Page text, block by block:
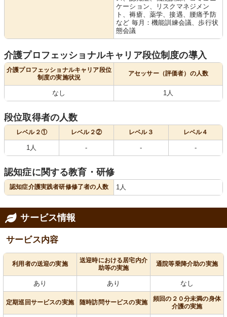
ケーション、リスクマネジメン
ト、褥瘡、薬学、接遇、腰痛予防
など 毎月：機能訓練会議、歩行状
態会議
介護プロフェッショナルキャリア段位制度の導入
介護プロフェッショナルキャリア段位
制度の実施状況
アセッサー（評価者）の人数
なし 1人
段位取得者の人数
レベル２① レベル２② レベル３ レベル４
1人 - - -
認知症に関する教育・研修
認知症介護実践者研修修了者の人数 1人
サービス情報
サービス内容
利用者の送迎の実施
送迎時における居宅内介
助等の実施
通院等乗降介助の実施
あり あり なし
定期巡回サービスの実施 随時訪問サービスの実施
頻回の２０分未満の身体
介護の実施